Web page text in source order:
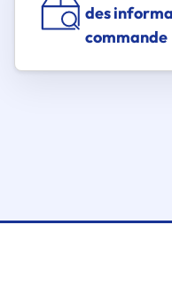
des
commande